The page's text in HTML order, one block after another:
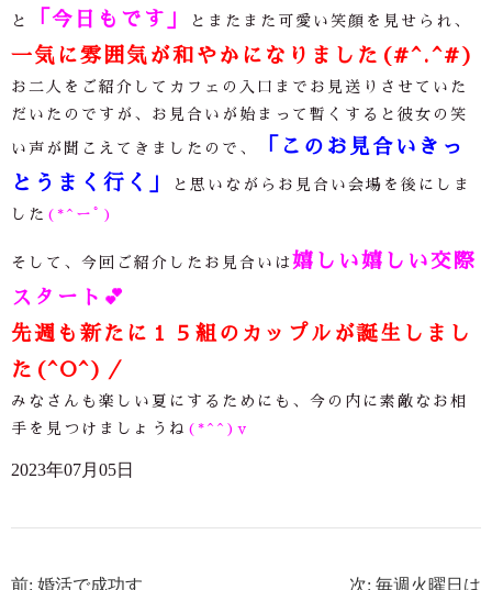
と 「今日もです」 とまたまた可愛い笑顔を見せられ、
一気に雰囲気が和やかになりました(#^.^#)
お二人をご紹介してカフェの入口までお見送りさせていた
だいたのですが、お見合いが始まって暫くすると彼女の笑
い声が聞こえてきましたので、
「このお見合いきっ
とうまく行く」
と思いながらお見合い会場を後にしま
した (*^ーﾟ)
そして、今回ご紹介したお見合いは 嬉しい嬉しい交際
スタート 💕
先週も新たに１５組のカップルが誕生しまし
た(^O^)／
みなさんも楽しい夏にするためにも、今の内に素敵なお相
手を見つけましょうね (*^^)v
2023年07月05日
前: 婚活で成功す
次: 毎週火曜日は